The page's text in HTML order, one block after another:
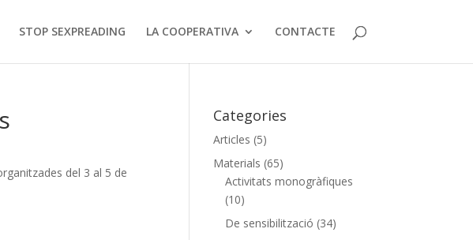
STOP SEXPREADING LA COOPERATIVA CONTACTE
del 3 al 5 de
Categories
Articles (5)
Materials (65)
Activitats monogràfiques
(10)
De sensibilització (34)